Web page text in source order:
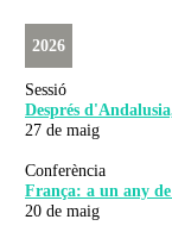
2026
Sessió
Després
27 de maig
Conferència
França: a un any
20 de maig